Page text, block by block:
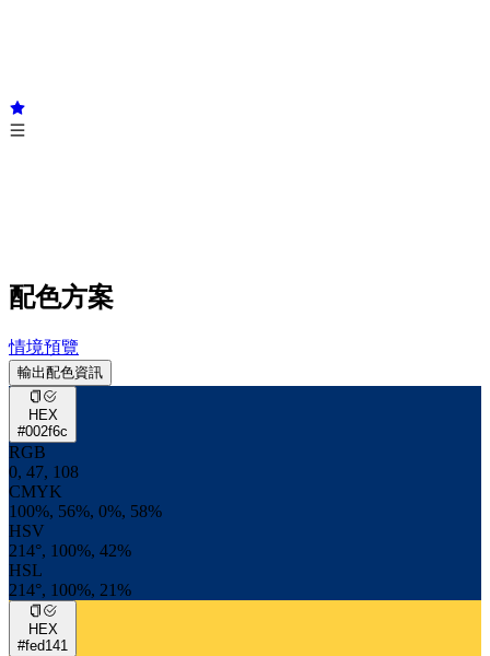
配色方案
情境預覽
輸出配色資訊
HEX
#002f6c
RGB
0, 47, 108
CMYK
100%, 56%, 0%, 58%
HSV
214°, 100%, 42%
HSL
214°, 100%, 21%
HEX
#fed141